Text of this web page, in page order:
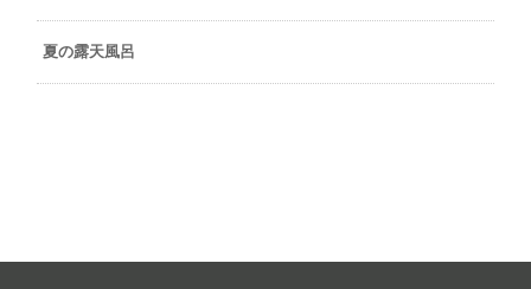
夏の露天風呂